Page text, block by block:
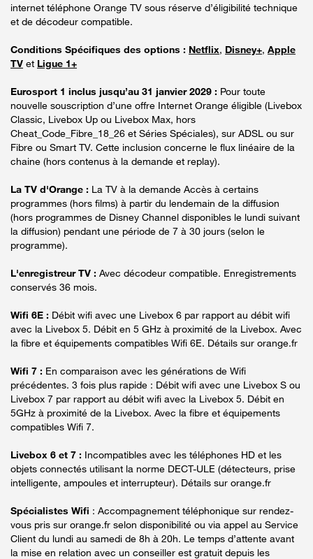
internet téléphone Orange TV sous réserve d’éligibilité technique
et de décodeur compatible.
Conditions Spécifiques des options : Netflix, Disney+, Apple
TV et Ligue 1+
Eurosport 1 inclus jusqu’au 31 janvier 2029 : Pour toute
nouvelle souscription d’une offre Internet Orange éligible (Livebox
Classic, Livebox Up ou Livebox Max, hors
Cheat_Code_Fibre_18_26 et Séries Spéciales), sur ADSL ou sur
Fibre ou Smart TV. Cette inclusion concerne le flux linéaire de la
chaine (hors contenus à la demande et replay).
La TV d'Orange : La TV à la demande Accès à certains
programmes (hors films) à partir du lendemain de la diffusion
(hors programmes de Disney Channel disponibles le lundi suivant
la diffusion) pendant une période de 7 à 30 jours (selon le
programme).
L'enregistreur TV : Avec décodeur compatible. Enregistrements
conservés 36 mois.
Wifi 6E : Débit wifi avec une Livebox 6 par rapport au débit wifi
avec la Livebox 5. Débit en 5 GHz à proximité de la Livebox. Avec
la fibre et équipements compatibles Wifi 6E. Détails sur orange.fr
Wifi 7 : En comparaison avec les générations de Wifi
précédentes. 3 fois plus rapide : Débit wifi avec une Livebox S ou
Livebox 7 par rapport au débit wifi avec la Livebox 5. Débit en
5GHz à proximité de la Livebox. Avec la fibre et équipements
compatibles Wifi 7.
Livebox 6 et 7 : Incompatibles avec les téléphones HD et les
objets connectés utilisant la norme DECT-ULE (détecteurs, prise
intelligente, ampoules et interrupteur). Détails sur orange.fr
Spécialistes Wifi : Accompagnement téléphonique sur rendez-
vous pris sur orange.fr selon disponibilité ou via appel au Service
Client du lundi au samedi de 8h à 20h. Le temps d’attente avant
la mise en relation avec un conseiller est gratuit depuis les